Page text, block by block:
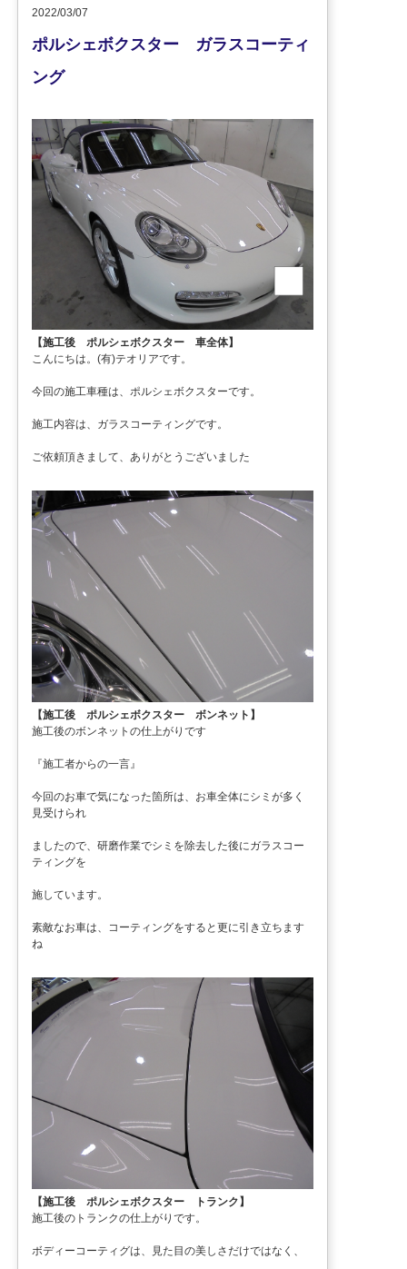
2022/03/07
ポルシェボクスター ガラスコーティ
ング
【施工後 ポルシェボクスター 車全体】
こんにちは。(有)テオリアです。
今回の施工車種は、ポルシェボクスターです。
施工内容は、ガラスコーティングです。
ご依頼頂きまして、ありがとうございました
【施工後 ポルシェボクスター ボンネット】
施工後のボンネットの仕上がりです
『施工者からの一言』
今回のお車で気になった箇所は、お車全体にシミが多く
見受けられ
ましたので、研磨作業でシミを除去した後にガラスコー
ティングを
施しています。
素敵なお車は、コーティングをすると更に引き立ちます
ね
【施工後 ポルシェボクスター トランク】
施工後のトランクの仕上がりです。
ボディーコーティグは、見た目の美しさだけではなく、